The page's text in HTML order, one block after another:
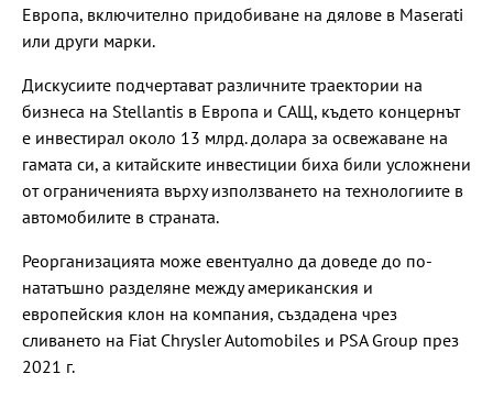
Европа, включително придобиване на дялове в Maserati
или други марки.
Дискусиите подчертават различните траектории на
бизнеса на Stellantis в Европа и САЩ, където концернът
е инвестирал около 13 млрд. долара за освежаване на
гамата си, а китайските инвестиции биха били усложнени
от ограниченията върху използването на технологиите в
автомобилите в страната.
Реорганизацията може евентуално да доведе до по-
нататъшно разделяне между американския и
европейския клон на компания, създадена чрез
сливането на Fiat Chrysler Automobiles и PSA Group през
2021 г.